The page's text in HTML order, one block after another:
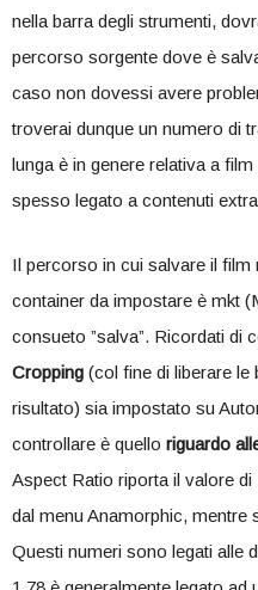
nella barra degli strumenti,
percorso sorgente dove è
caso non dovessi avere
troverai dunque un numero di
lunga è in genere relativa a
spesso legato a contenuti
Il percorso in cui salvare il film
container da impostare è mkt
consueto ”salva”. Ricordati di
Cropping (col fine di liberare le
risultato) sia impostato su
controllare è quello riguardo
Aspect Ratio riporta il valore
dal menu Anamorphic, mentre
Questi numeri sono legati alle